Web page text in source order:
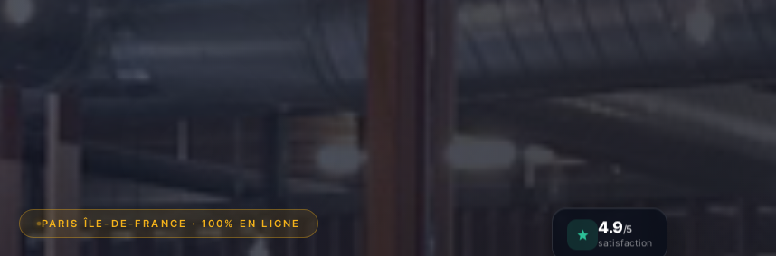
4.9/5
satisfaction
PARIS ÎLE-DE-FRANCE · 100% EN LIGNE